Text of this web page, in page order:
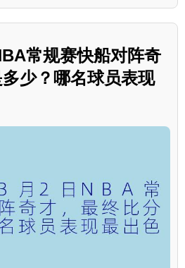
常规赛快船对阵奇
少？哪名球员表现